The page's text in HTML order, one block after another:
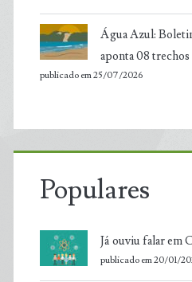
Água Azul:
aponta 08
publicado em 25/07/2026
Populares
Já ouviu falar em
publicado em 20/01/